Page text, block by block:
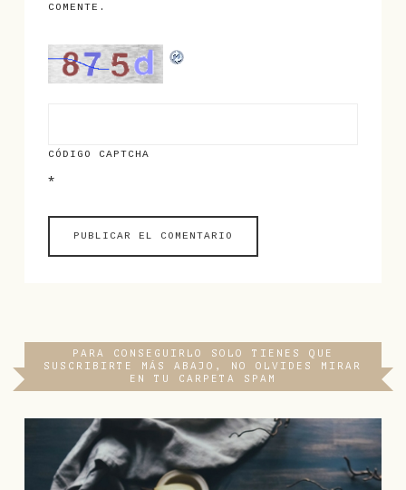
COMENTE.
CÓDIGO CAPTCHA
*
PARA CONSEGUIRLO SOLO TIENES QUE
SUSCRIBIRTE MÁS ABAJO, NO OLVIDES MIRAR
EN TU CARPETA SPAM